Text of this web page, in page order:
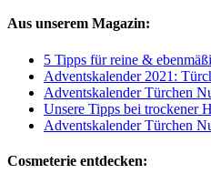
Aus unserem Magazin:
5 Tipps für reine &
Adventskalender 2021:
Adventskalender Türchen
Unsere Tipps bei trockener
Adventskalender Türchen
Cosmeterie entdecken: